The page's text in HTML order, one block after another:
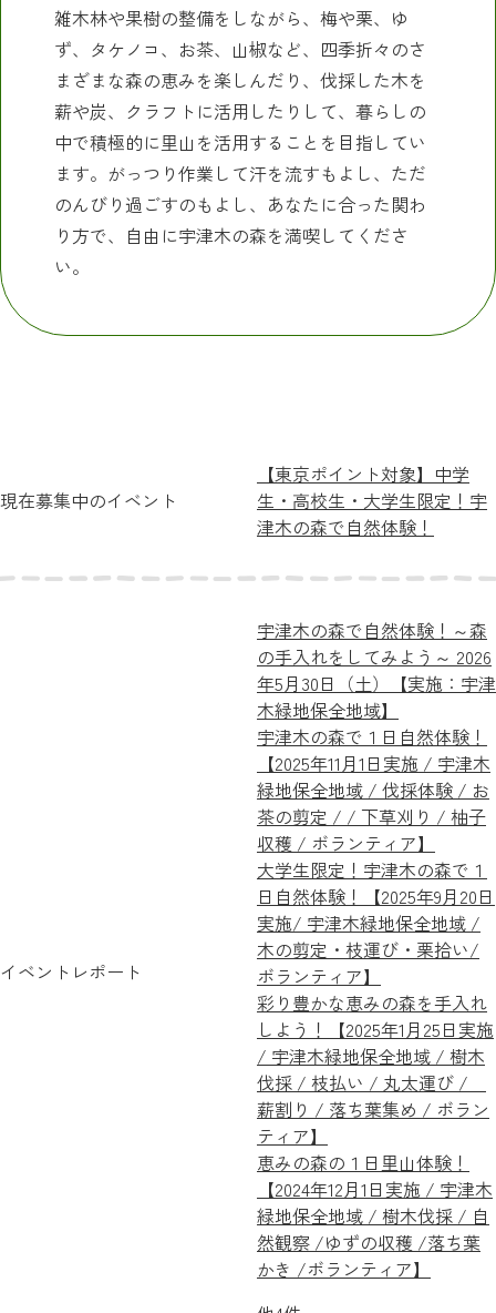
雑木林や果樹の整備をしながら、梅や栗、ゆ
ず、タケノコ、お茶、山椒など、四季折々のさ
まざまな森の恵みを楽しんだり、伐採した木を
薪や炭、クラフトに活用したりして、暮らしの
中で積極的に里山を活用することを目指してい
ます。がっつり作業して汗を流すもよし、ただ
のんびり過ごすのもよし、あなたに合った関わ
り方で、自由に宇津木の森を満喫してくださ
い。
現在募集中のイベント
【東京ポイント対象】中学
生・高校生・大学生限定！宇
津木の森で自然体験！
イベントレポート
宇津木の森で自然体験！～森
の手入れをしてみよう～ 2026
年5月30日（土）【実施：宇津
木緑地保全地域】
宇津木の森で１日自然体験！
【2025年11月1日実施 / 宇津木
緑地保全地域 / 伐採体験 / お
茶の剪定 / / 下草刈り / 柚子
収穫 / ボランティア】
大学生限定！宇津木の森で１
日自然体験！【2025年9月20日
実施/ 宇津木緑地保全地域 /
木の剪定・枝運び・栗拾い/
ボランティア】
彩り豊かな恵みの森を手入れ
しよう！【2025年1月25日実施
/ 宇津木緑地保全地域 / 樹木
伐採 / 枝払い / 丸太運び /
薪割り / 落ち葉集め / ボラン
ティア】
恵みの森の１日里山体験！
【2024年12月1日実施 / 宇津木
緑地保全地域 / 樹木伐採 / 自
然観察 /ゆずの収穫 /落ち葉
かき /ボランティア】